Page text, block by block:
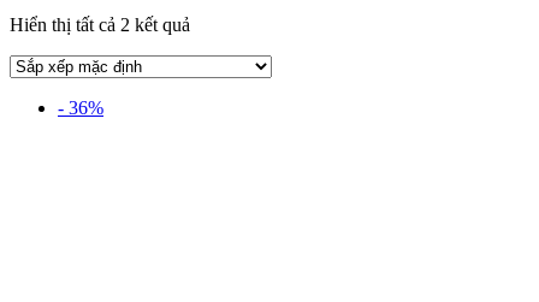
Hiển thị tất cả 2 kết quả
- 36%